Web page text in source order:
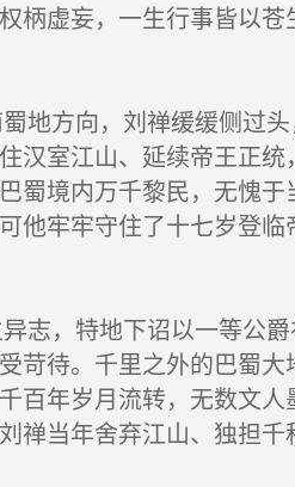
柄虚妄，一生行事皆以
地方向，刘禅缓缓侧过
汉室江山、延续帝王正
蜀境内万千黎民，无愧
他牢牢守住了十七岁登
志，特地下诏以一等公
待。千里之外的巴蜀大
百年岁月流转，无数文
禅当年舍弃江山、独担